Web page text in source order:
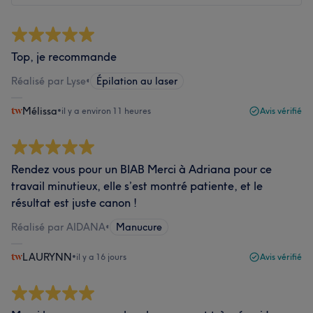
Top, je recommande
Réalisé par Lyse• Épilation au laser
Mélissa•il y a environ 11 heures Avis vérifié
Rendez vous pour un BIAB Merci à Adriana pour ce
travail minutieux, elle s’est montré patiente, et le
résultat est juste canon !
Réalisé par AIDANA• Manucure
LAURYNN•il y a 16 jours Avis vérifié